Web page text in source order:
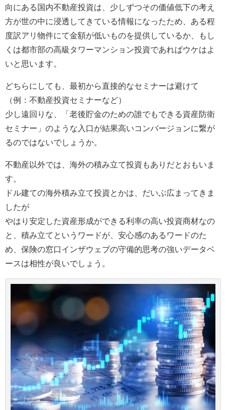
向にある国内不動産投資は、少しずつその価値低下の考え
方が世の中に浸透してきている情報になったため、ある程
度訳アリ物件にて金額が低いものを提供しているか、もし
くは都市部の高級タワーマンション投資であればウケはよ
いと思います。
どちらにしても、最初から直接的なセミナーは避けて
（例：不動産投資セミナーなど）
少し遠回りな、「老後貯金のための誰でもできる資産防衛
セミナー」のような入口が結果高いコンバージョンに繋が
るのではないでしょうか。
不動産以外では、海外の積み立て投資もありだとおもいま
す。
ドル建ての海外積み立て投資とかは、だいぶ広まってきま
したが
やはり安定した資産形成ができる利率の高い投資商材なの
と、積み立てというワードが、安心感のあるワードのた
め、保険の窓口インザウェブの守備的思考の強いデータベ
ースは相性が良いでしょう。